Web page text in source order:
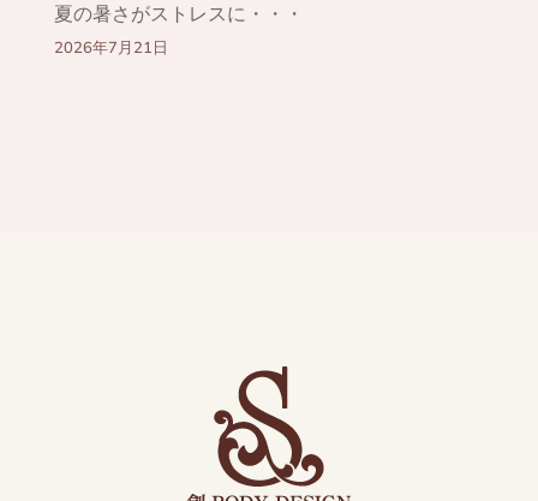
夏の暑さがストレスに・・・
2026年7月21日